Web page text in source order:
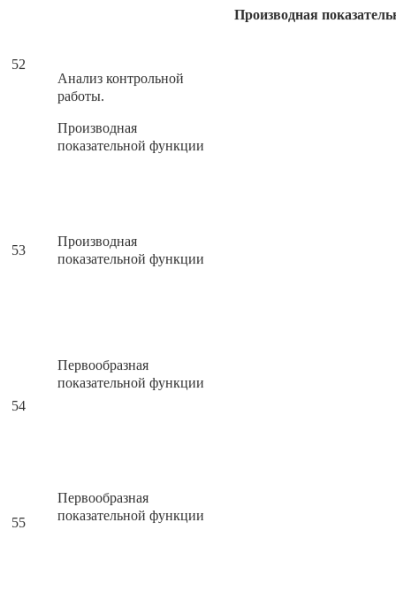
Производная показательной и
52
Анализ контрольной
работы.
Производная
показательной функции
53
Производная
показательной функции
54
Первообразная
показательной функции
55
Первообразная
показательной функции